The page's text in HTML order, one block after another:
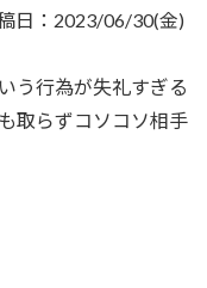
日：2023/06/30(金)
う行為が失礼すぎる
取らずコソコソ相手